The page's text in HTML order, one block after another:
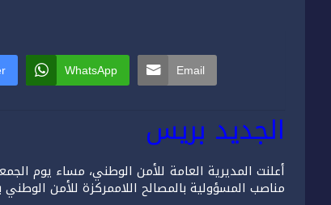
WhatsApp Email
الجديد بريس
مناصب المسؤولية بالمصالح اللاممركزة للأمن